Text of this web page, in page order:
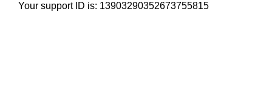
Your support ID is: 13903290352673755815